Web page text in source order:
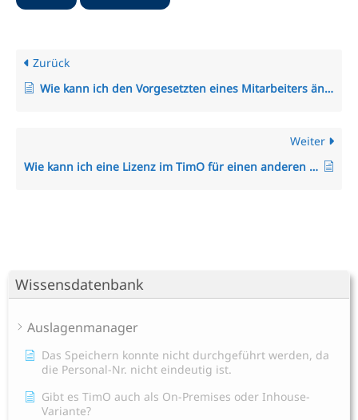
Wissensdatenbank
Auslagenmanager
Das Speichern konnte nicht durchgeführt werden, da
die Personal-Nr. nicht eindeutig ist.
Gibt es TimO auch als On-Premises oder Inhouse-
Variante?
Zurück
Wie kann ich den Vorgesetzten eines Mitarbeiters ändern?
Weiter
Wie kann ich eine Lizenz im TimO für einen anderen Mitarbeiter nutzen, wenn ein Mitarbeiter ausscheidet?